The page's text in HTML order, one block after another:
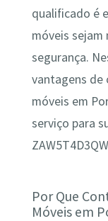
qualificado é
móveis
segurança.
vantagens
móveis em
serviço para
Por Que
Móveis em